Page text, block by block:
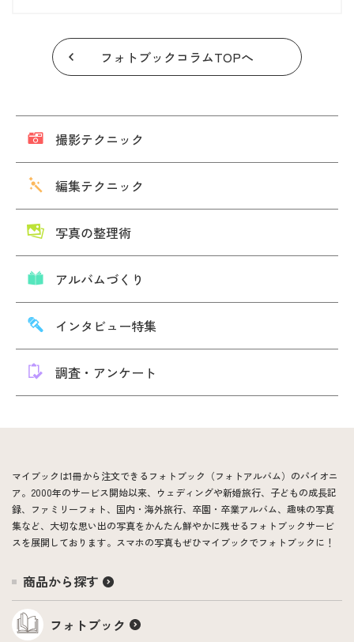
フォトブックコラムTOPへ
撮影テクニック
編集テクニック
写真の整理術
アルバムづくり
インタビュー特集
調査・アンケート
マイブックは1冊から注文できるフォトブック（フォトアルバム）のパイオニ
ア。2000年のサービス開始以来、ウェディングや新婚旅行、子どもの成長記
録、ファミリーフォト、国内・海外旅行、卒園・卒業アルバム、趣味の写真
集など、大切な思い出の写真をかんたん鮮やかに残せるフォトブックサービ
スを展開しております。スマホの写真もぜひマイブックでフォトブックに！
商品から探す
フォトブック